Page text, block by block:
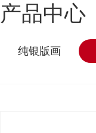
产品中心
纯银版画